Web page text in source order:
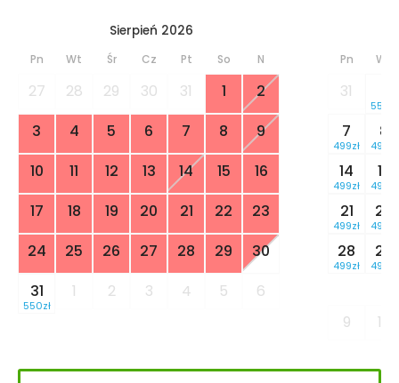
Sierpień 2026
Pn Wt Śr Cz Pt So N
27 28 29 30 31 1
2
3
4 5 6 7 8
9
10
11 12 13 14 15
16
17
18 19 20 21 22
23
24
25 26 27 28 29
30
31
550zł
1 2 3 4 5 6
Pn Wt
31
550zł
7
499zł
8
499zł
14
499zł
15
499zł
21
499zł
22
499zł
28
499zł
29
499zł
9 10